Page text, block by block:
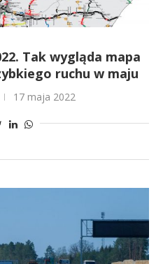
Tak wygląda mapa
ruchu w maju
17 maja 2022